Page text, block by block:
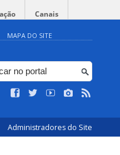
Canais
MAPA DO SITE
Administradores do Site